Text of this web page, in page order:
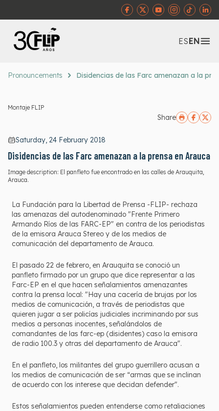
ESEN
Pronouncements Disidencias de las Farc amenazan a la
Montaje FLIP
Share
Saturday, 24 February 2018
Disidencias de las Farc amenazan a la prensa en Arauca
Image description: El panfleto fue encontrado en las calles de Arauquita,
Arauca.
La Fundación para la Libertad de Prensa -FLIP- rechaza
las amenazas del autodenominado "Frente Primero
Armando Ríos de las FARC-EP" en contra de los periodistas
de la emisora Arauca Stereo y de los medios de
comunicación del departamento de Arauca.
El pasado 22 de febrero, en Arauquita se conoció un
panfleto firmado por un grupo que dice representar a las
Farc-EP en el que hacen señalamientos amenazantes
contra la prensa local: "Hay una cacería de brujas por los
medios de comunicación, a través de periodistas que
quieren jugar a ser policías judiciales incriminando por sus
medios a personas inocentes, señalándolos de
comandantes de las farc-ep (disidentes) caso la emisora
de radio 100.3 y otras del departamento de Arauca".
En el panfleto, los militantes del grupo guerrillero acusan a
los medios de comunicación de ser “armas que se inclinan
de acuerdo con los interese que decidan defender".
Estos señalamientos pueden entenderse como retaliaciones